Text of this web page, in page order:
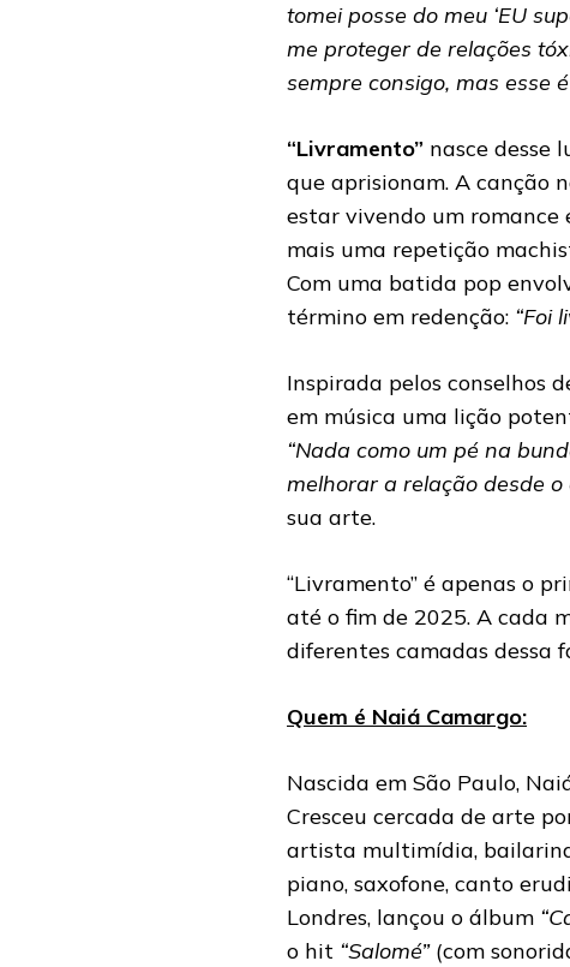
tomei posse do meu ‘EU
me proteger de relações
sempre consigo, mas esse
“Livramento” nasce desse
que aprisionam. A canção
estar vivendo um romance
mais uma repetição
Com uma batida pop
término em redenção: “Foi
Inspirada pelos conselhos
em música uma lição
“Nada como um pé na
melhorar a relação desde o
sua arte.
“Livramento” é apenas o
até o fim de 2025. A cada
diferentes camadas dessa
Quem é Naiá Camargo:
Nascida em São Paulo,
Cresceu cercada de arte
artista multimídia,
piano, saxofone, canto
Londres, lançou o álbum
o hit “Salomé”(com